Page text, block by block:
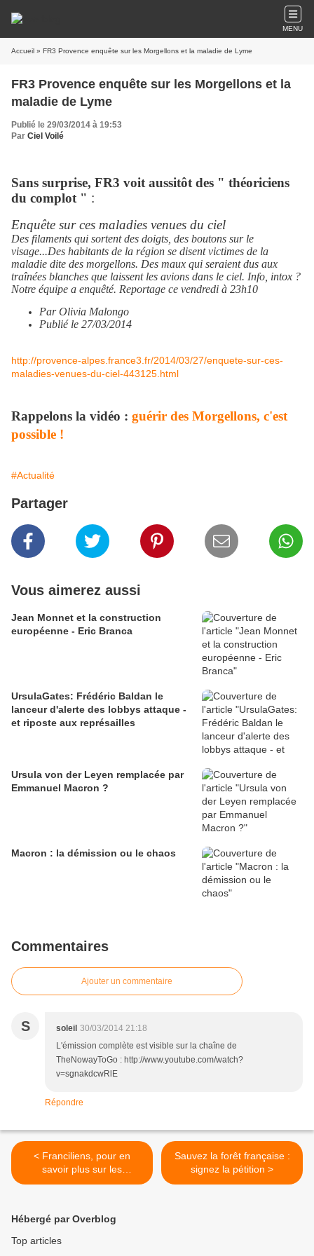
MENU
Accueil » FR3 Provence enquête sur les Morgellons et la maladie de Lyme
FR3 Provence enquête sur les Morgellons et la
maladie de Lyme
Publié le 29/03/2014 à 19:53
Par Ciel Voilé
Sans surprise, FR3 voit aussitôt des " théoriciens
du complot " :
Enquête sur ces maladies venues du ciel
Des filaments qui sortent des doigts, des boutons sur le
visage...Des habitants de la région se disent victimes de la
maladie dite des morgellons. Des maux qui seraient dus aux
traînées blanches que laissent les avions dans le ciel. Info, intox ?
Notre équipe a enquêté. Reportage ce vendredi à 23h10
Par Olivia Malongo
Publié le 27/03/2014
http://provence-alpes.france3.fr/2014/03/27/enquete-sur-ces-
maladies-venues-du-ciel-443125.html
Rappelons la vidéo : guérir des Morgellons, c'est
possible !
#Actualité
Partager
Vous aimerez aussi
Jean Monnet et la construction
européenne - Eric Branca
UrsulaGates: Frédéric Baldan le
lanceur d'alerte des lobbys attaque -
et riposte aux représailles
Ursula von der Leyen remplacée par
Emmanuel Macron ?
Macron : la démission ou le chaos
Commentaires
Ajouter un commentaire
S soleil 30/03/2014 21:18
L'émission complète est visible sur la chaîne de
TheNowayToGo : http://www.youtube.com/watch?
v=sgnakdcwRlE
Répondre
< Franciliens, pour en
savoir plus sur les
particules fines : pistez les
Sauvez la forêt française :
signez la pétition >
Hébergé par Overblog
Top articles